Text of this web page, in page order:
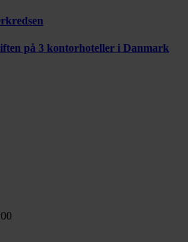
på 3 kontorhoteller i Danmark